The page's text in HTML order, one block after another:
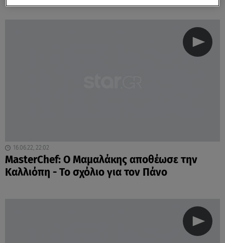
16.06.22, 22:02
MasterChef: Ο Μαμαλάκης αποθέωσε την
Καλλιόπη - Το σχόλιο για τον Πάνο